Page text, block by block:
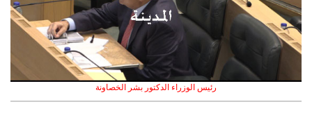
رئيس الوزراء الدكتور بشر الخصاونة